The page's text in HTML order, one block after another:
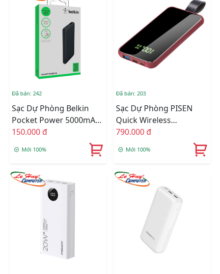
Đã bán: 242
Sạc Dự Phòng Belkin
Pocket Power 5000mAh
F7U019btBLK
150.000 đ
Mới 100%
Đã bán: 203
Sạc Dự Phòng PISEN
Quick Wireless
10000mAh Sạc Hút
790.000 đ
Mới 100%